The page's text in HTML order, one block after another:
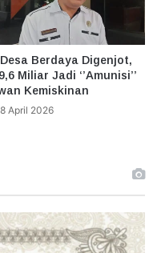
Berdaya Digenjot,
Miliar Jadi ‘’Amunisi’’
Kemiskinan
April 2026